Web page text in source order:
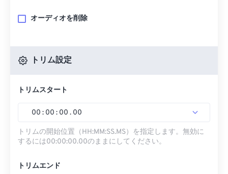
オーディオを削除
トリム設定
トリムスタート
00 : 00 : 00 . 00
トリムの開始位置（HH:MM:SS.MS）を指定します。無効に
するには00:00:00.00のままにしてください。
トリムエンド